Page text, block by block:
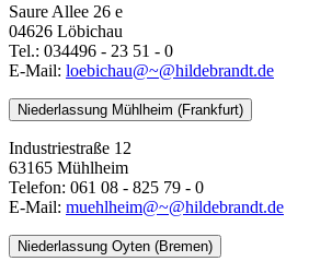
Saure Allee 26 e
04626 Löbichau
Tel.: 034496 - 23 51 - 0
E-Mail: loebichau@~@hildebrandt.de
Niederlassung Mühlheim (Frankfurt)
Industriestraße 12
63165 Mühlheim
Telefon: 061 08 - 825 79 - 0
E-Mail: muehlheim@~@hildebrandt.de
Niederlassung Oyten (Bremen)